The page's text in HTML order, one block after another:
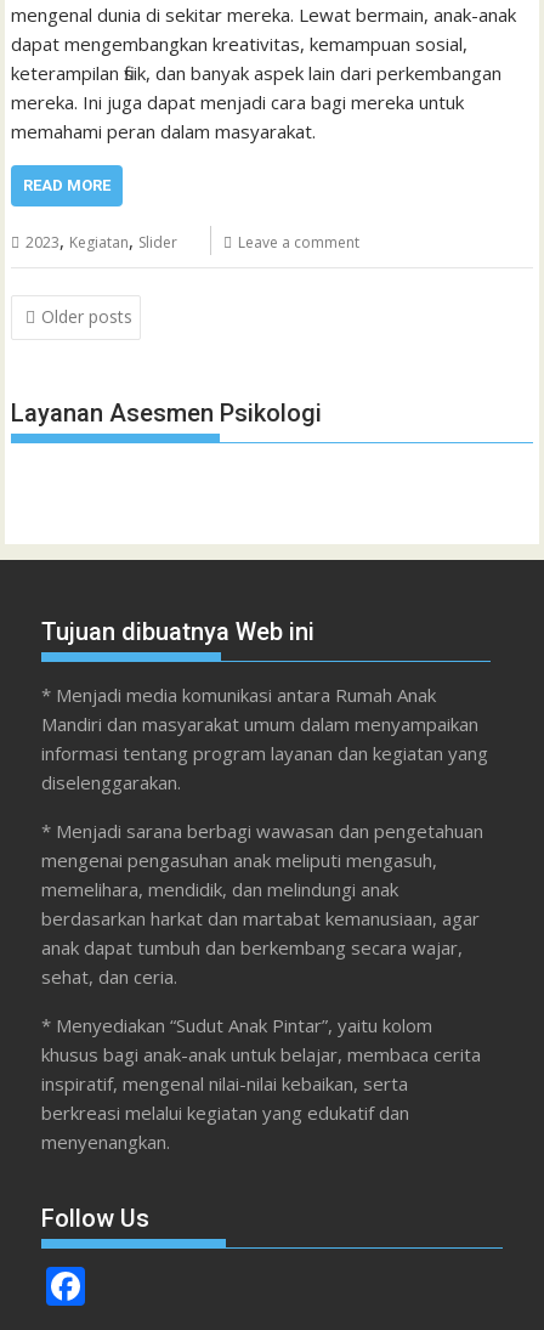
mengenal dunia di sekitar mereka. Lewat bermain, anak-anak
dapat mengembangkan kreativitas, kemampuan sosial,
keterampilan fisik, dan banyak aspek lain dari perkembangan
mereka. Ini juga dapat menjadi cara bagi mereka untuk
memahami peran dalam masyarakat.
READ MORE
2023, Kegiatan, Slider Leave a comment
Posts
navigation
Older posts
Layanan Asesmen Psikologi
Tujuan dibuatnya Web ini
* Menjadi media komunikasi antara Rumah Anak
Mandiri dan masyarakat umum dalam menyampaikan
informasi tentang program layanan dan kegiatan yang
diselenggarakan.
* Menjadi sarana berbagi wawasan dan pengetahuan
mengenai pengasuhan anak meliputi mengasuh,
memelihara, mendidik, dan melindungi anak
berdasarkan harkat dan martabat kemanusiaan, agar
anak dapat tumbuh dan berkembang secara wajar,
sehat, dan ceria.
* Menyediakan “Sudut Anak Pintar”, yaitu kolom
khusus bagi anak-anak untuk belajar, membaca cerita
inspiratif, mengenal nilai-nilai kebaikan, serta
berkreasi melalui kegiatan yang edukatif dan
menyenangkan.
Follow Us